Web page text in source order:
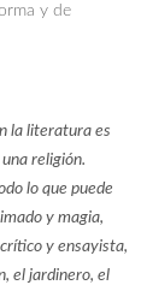
y de
la literatura es
religión.
lo que puede
y magia,
y ensayista,
el jardinero, el